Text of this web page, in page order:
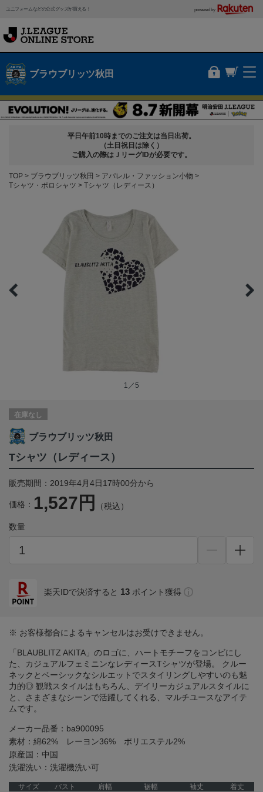
ユニフォームなどの公式グッズが買える！ powered by
ブラウブリッツ秋田
平日午前10時までのご注文は当日出荷。
（土日祝日は除く）
ご購入の際はＪリーグIDが必要です。
TOP ブラウブリッツ秋田
アパレル・ファッション小物
Tシャツ・ポロシャツ
Tシャツ（レディース）
1／5
在庫なし
ブラウブリッツ秋田
Tシャツ（レディース）
販売期間：2019年4月4日17時00分から
価格： 1,527円 （税込）
数量
楽天IDで決済すると 13 ポイント獲得
※ お客様都合によるキャンセルはお受けできません。
「BLAUBLITZ AKITA」のロゴに、ハートモチーフをコンビにし
た、カジュアルフェミニンなレディースTシャツが登場。 クルー
ネックとベーシックなシルエットでスタイリングしやすいのも魅
力的◎ 観戦スタイルはもちろん、デイリーカジュアルスタイルに
と、さまざまなシーンで活躍してくれる、マルチユースなアイテ
ムです。
メーカー品番：ba900095
素材：綿62% レーヨン36% ポリエステル2%
原産国：中国
洗濯洗い：洗濯機洗い可
サイズ バスト 肩幅 裾幅 袖丈 着丈